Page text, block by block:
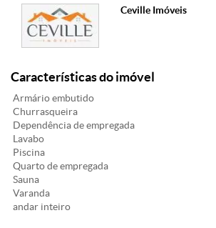
Ceville Imóveis
Características do imóvel
Armário embutido
Churrasqueira
Dependência de empregada
Lavabo
Piscina
Quarto de empregada
Sauna
Varanda
andar inteiro